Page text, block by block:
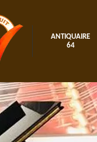
ANTIQUAIRE
64